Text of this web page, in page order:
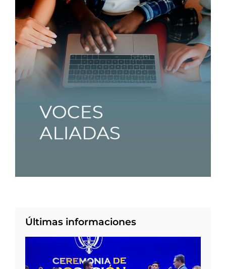
Últimas informaciones